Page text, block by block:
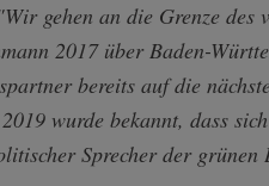
gehen an die Grenze
2017 über Baden-
bereits auf die
wurde bekannt, dass
Sprecher der